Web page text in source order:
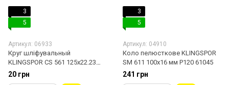
3
5
Артикул: 06933
Круг шліфувальный
KLINGSPOR CS 561 125х22.23
мм P100 11017
20 грн
3
5
Артикул: 04910
Коло пелюсткове KLINGSPOR
SM 611 100х16 мм Р120 61045
241 грн